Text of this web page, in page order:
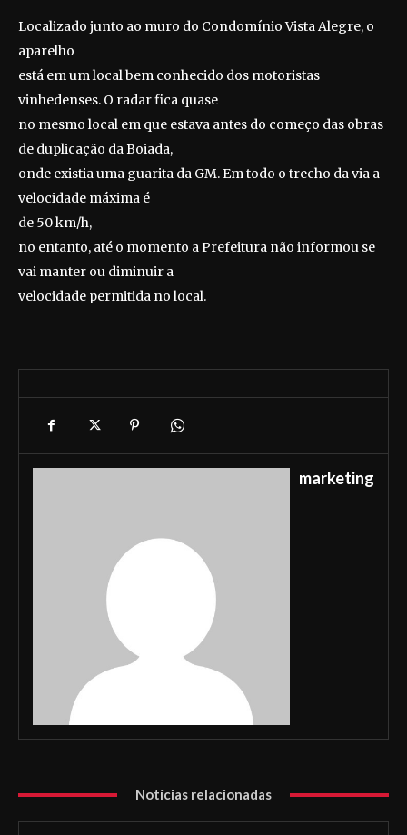
Localizado junto ao muro do Condomínio Vista Alegre, o
aparelho
está em um local bem conhecido dos motoristas
vinhedenses. O radar fica quase
no mesmo local em que estava antes do começo das obras
de duplicação da Boiada,
onde existia uma guarita da GM. Em todo o trecho da via a
velocidade máxima é
de 50 km/h,
no entanto, até o momento a Prefeitura não informou se
vai manter ou diminuir a
velocidade permitida no local.
marketing
Notícias relacionadas